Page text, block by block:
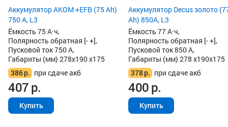
Аккумулятор AKOM +EFB (75 Ah)
750 А, L3
Ёмкость 75 А·ч,
Полярность обратная [- +],
Пусковой ток 750 А,
Габариты (мм) 278x190 x175
386р. при сдаче акб
407р.
Купить
Аккумулятор Decus золото
Ah) 850А, L3
Ёмкость 77 А·ч,
Полярность обратная [- +],
Пусковой ток 850 А,
Габариты (мм) 278 x190x175
378р. при сдаче акб
400р.
Купить